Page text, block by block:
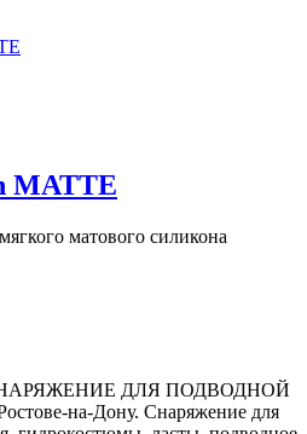
MATTE
матового силикона
СНАРЯЖЕНИЕ ДЛЯ ПОДВОДНОЙ
на-Дону. Снаряжение для